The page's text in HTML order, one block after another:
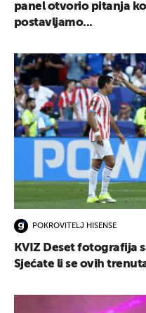
panel otvorio pitanja
postavljamo...
POKROVITELJ HISENSE
KVIZ Deset fotografija
Sjećate li se ovih